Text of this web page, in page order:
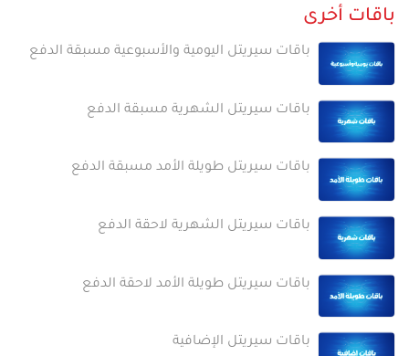
باقات أخرى
باقات سيريتل اليومية والأسبوعية مسبقة الدفع
باقات سيريتل الشهرية مسبقة الدفع
باقات سيريتل طويلة الأمد مسبقة الدفع
باقات سيريتل الشهرية لاحقة الدفع
باقات سيريتل طويلة الأمد لاحقة الدفع
باقات سيريتل الإضافية